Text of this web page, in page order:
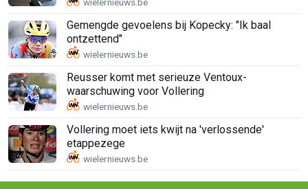
Gemengde gevoelens bij Kopecky: "Ik baal
ontzettend"
Reusser komt met serieuze Ventoux-
waarschuwing voor Vollering
Vollering moet iets kwijt na 'verlossende'
etappezege